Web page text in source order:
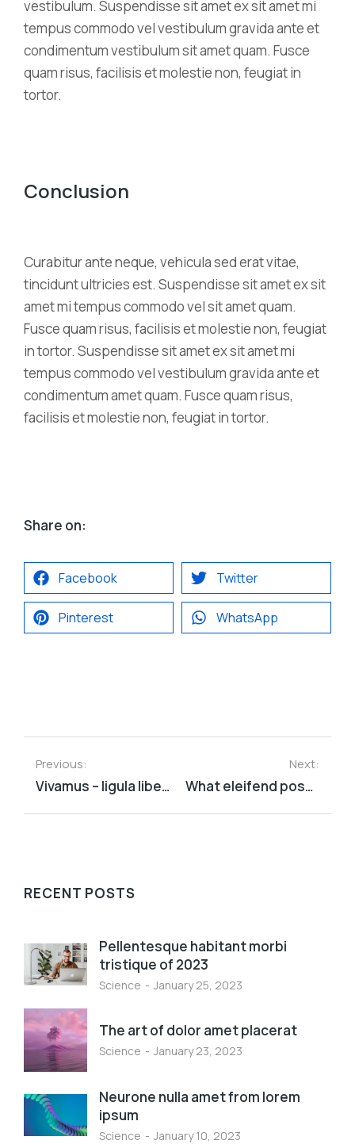
vestibulum. Suspendisse sit amet ex sit amet mi
tempus commodo vel vestibulum gravida ante et
condimentum vestibulum sit amet quam. Fusce
quam risus, facilisis et molestie non, feugiat in
tortor.
Conclusion
Curabitur ante neque, vehicula sed erat vitae,
tincidunt ultricies est. Suspendisse sit amet ex sit
amet mi tempus commodo vel sit amet quam.
Fusce quam risus, facilisis et molestie non, feugiat
in tortor. Suspendisse sit amet ex sit amet mi
tempus commodo vel vestibulum gravida ante et
condimentum amet quam. Fusce quam risus,
facilisis et molestie non, feugiat in tortor.
Share on:
Facebook Twitter
Pinterest WhatsApp
Previous:
Vivamus – ligula libero nulla dolor lorem ipsum amet
Next:
What eleifend posuere tincidunt
RECENT POSTS
Pellentesque habitant morbi
tristique of 2023
Science January 25, 2023
The art of dolor amet placerat
Science January 23, 2023
Neurone nulla amet from lorem
ipsum
Science January 10, 2023